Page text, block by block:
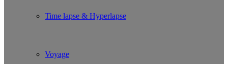
Time lapse & Hyperlapse
Voyage